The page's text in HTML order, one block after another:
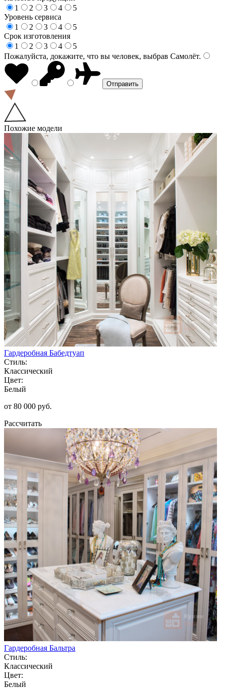
1
2 3 4
5
Уровень сервиса
1
2 3 4
5
Срок изготовления
1
2 3 4
5
Пожалуйста, докажите, что вы человек, выбрав Самолёт.
Похожие модели
Гардеробная Бабедтуап
Стиль:
Классический
Цвет:
Белый
от 80 000 руб.
Рассчитать
Гардеробная Бальтра
Стиль:
Классический
Цвет:
Белый